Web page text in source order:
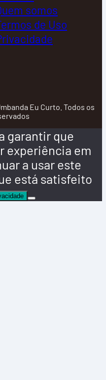
somos
de Uso
Eu Curto. Todos os
garantir que
experiência em
a usar este
está satisfeito